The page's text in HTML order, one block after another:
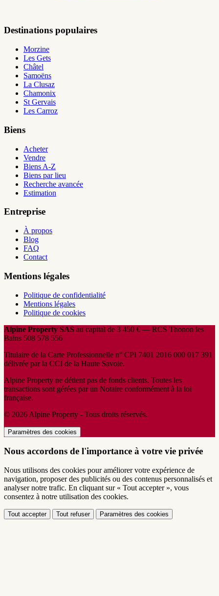
Destinations populaires
Morzine
Les Gets
Châtel
Samoëns
La Clusaz
Chamonix
St Gervais
Les Carroz
Biens
Acheter
Vendre
Biens A-Z
Biens par lieu
Recherche avancée
Estimation
Entreprise
À propos
Blog
FAQ
Contact
Mentions légales
Politique de confidentialité
Mentions légales
Politique de cookies
Alpine Property SAS au capital de 3 450 € — RCS Thonon les
Bains 508 578 556
Titulaire de la Carte Professionnelle n° CPI 7401 2016 000 017 391
délivrée par la CCI de la Haute Savoie.
Alpine Property ne détient pas de fonds clients. Toutes les
transactions sont gérées par un Notaire conformément à la loi
française.
© 2026 Alpine Property - Tous droits réservés.
Paramètres des cookies
Nous accordons de l'importance à votre vie privée
Nous utilisons des cookies pour améliorer votre expérience de
navigation, proposer des publicités ou des contenus personnalisés et
analyser notre trafic. En cliquant sur « Tout accepter », vous
consentez à notre utilisation des cookies.
Tout accepter Tout refuser Paramètres des cookies